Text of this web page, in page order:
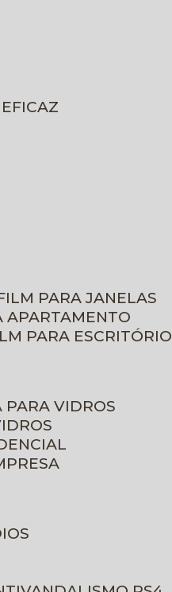
PARA JANELAS
APARTAMENTO
PARA ESCRITÓRIO
PARA VIDROS